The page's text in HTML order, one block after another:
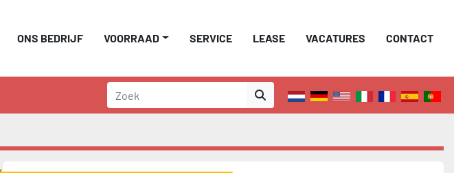
ONS BEDRIJF VOORRAAD SERVICE LEASE VACATURES CONTACT